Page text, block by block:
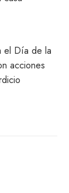
el Día de la
acciones